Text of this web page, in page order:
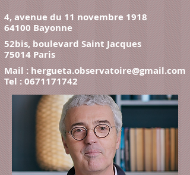
4, avenue du 11 novembre 1918
64100 Bayonne
52bis, boulevard Saint Jacques
75014 Paris
Mail :hergueta.observatoire@gmail.com
Tel :0671171742